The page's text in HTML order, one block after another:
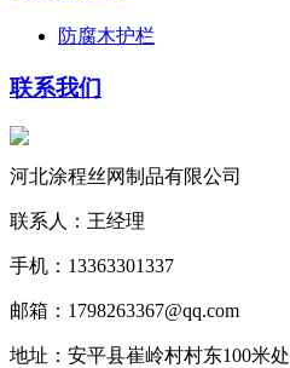
防腐木护栏
联系我们
河北涂程丝网制品有限公司
联系人：王经理
手机：13363301337
邮箱：1798263367@qq.com
地址：安平县崔岭村村东100米处